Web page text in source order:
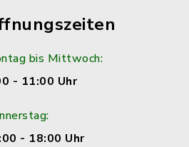
bis Mittwoch:
- 11:00 Uhr
- 18:00 Uhr